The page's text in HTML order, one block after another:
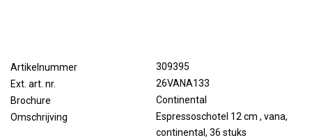
Artikelnummer
309395
Ext. art. nr.
26VANA133
Brochure
Continental
Omschrijving
Espressoschotel 12 cm , vana,
continental, 36 stuks